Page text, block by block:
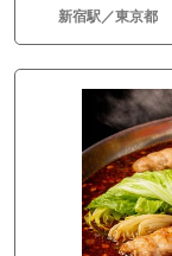
新宿駅／東京都